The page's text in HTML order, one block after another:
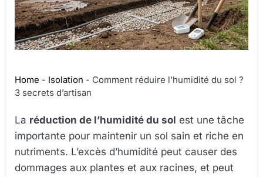
Home - Isolation - Comment réduire l’humidité du sol ?
3 secrets d’artisan
La réduction de l’humidité du sol est une tâche
importante pour maintenir un sol sain et riche en
nutriments. L’excès d’humidité peut causer des
dommages aux plantes et aux racines, et peut